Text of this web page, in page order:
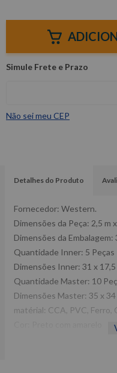
Não sei meu CEP
Detalhes do Produto
Fornecedor: Western.
Dimensões da Peça: 2,5 m
Dimensões da Embalagem:
Quantidade Inner: 5 Peças
Dimensões Inner: 31 x 17,5
Quantidade Master: 10
Dimensões Master: 35 x 34
matérial: CCA, PVC, Ferro,